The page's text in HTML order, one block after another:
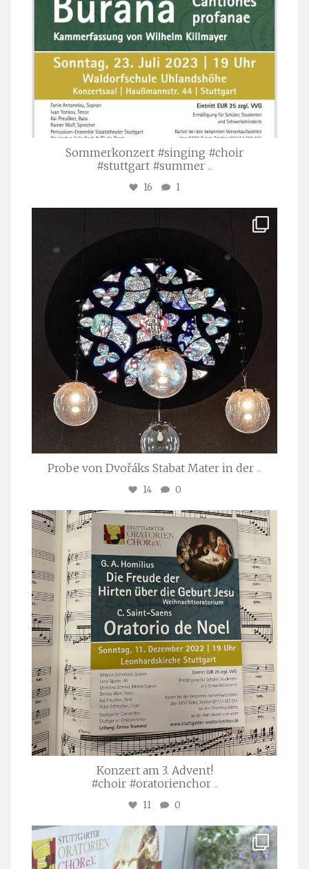
Sommerkonzert #singing #choir
#stuttgart #summer ...
16 1
Apr. 1
Probe von Dvořáks Stabat Mater in der ...
14 0
stuttgarter_oratorienchor
Nov. 29
Konzert am 3. Advent!
#choir #oratorienchor ...
11 0
stuttgarter_oratorienchor
Juli 23